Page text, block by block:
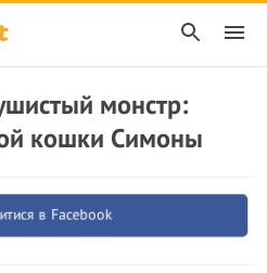
монстр:
кошки Симоны
в Facebook